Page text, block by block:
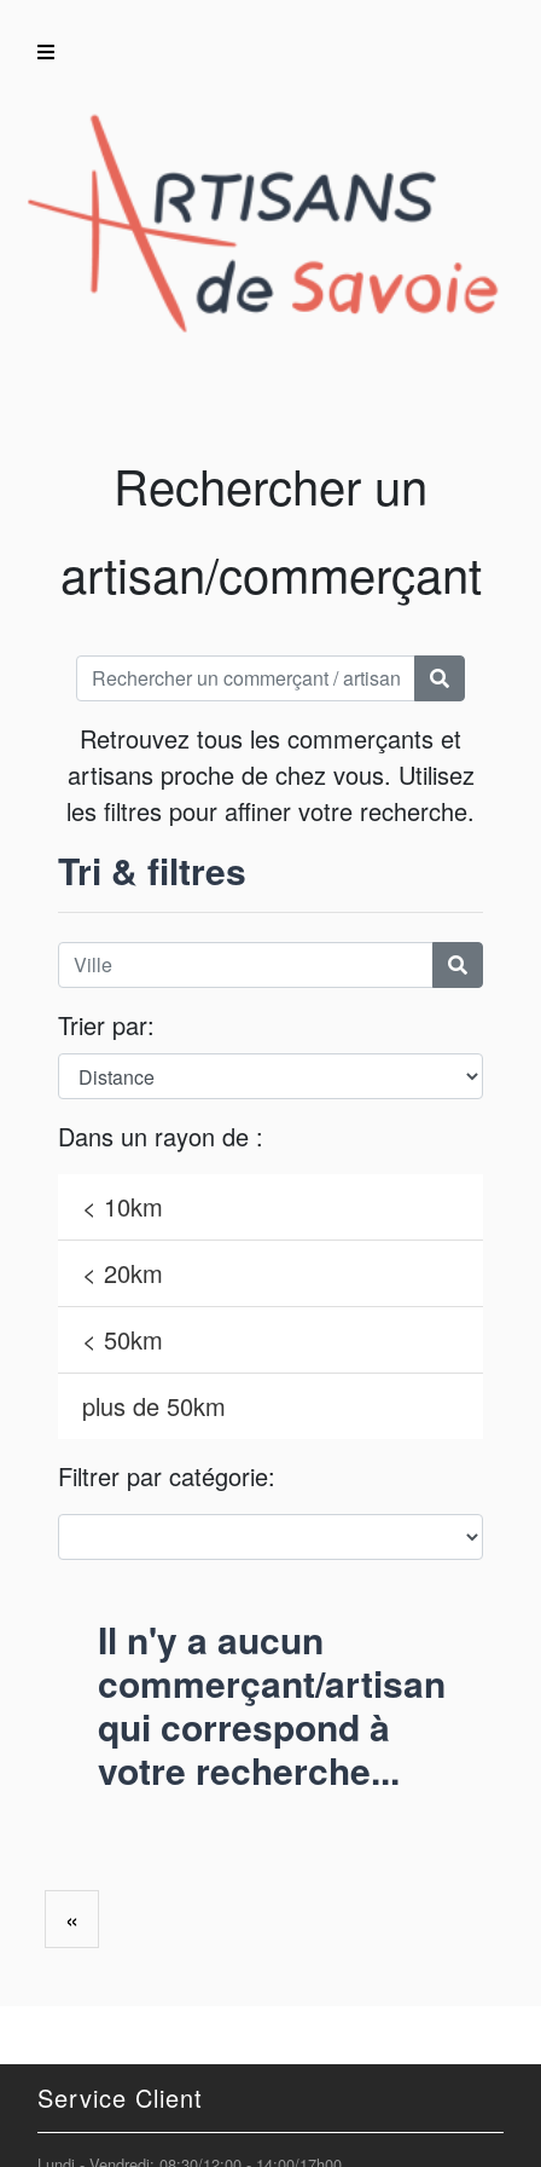
Accueil
Artisans/Commerçants
Rechercher un
artisan/commerçant
Retrouvez tous les commerçants et
artisans proche de chez vous. Utilisez
les filtres pour affiner votre recherche.
Tri & filtres
Trier par:
Dans un rayon de :
< 10km
< 20km
< 50km
plus de 50km
Filtrer par catégorie:
Il n'y a aucun
commerçant/artisan
qui correspond à
votre recherche...
«
Service Client